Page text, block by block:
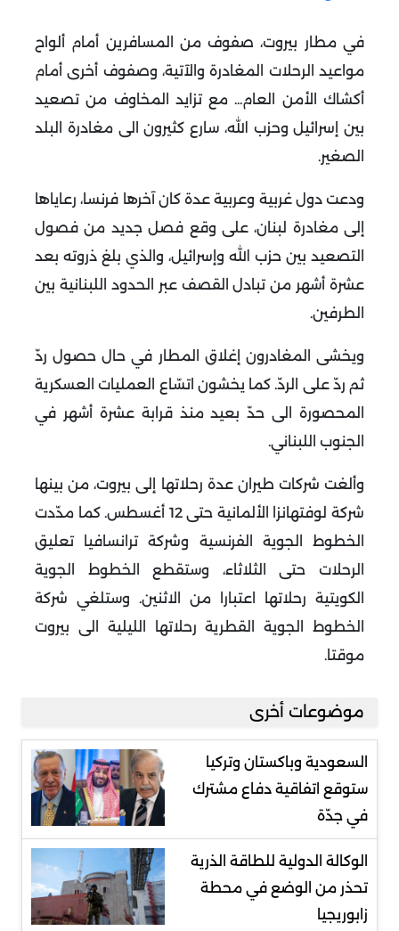
في مطار بيروت، صفوف من المسافرين أمام ألواح
مواعيد الرحلات المغادرة والآتية، وصفوف أخرى أمام
أكشاك الأمن العام... مع تزايد المخاوف من تصعيد
بين إسرائيل وحزب الله، سارع كثيرون الى مغادرة البلد
الصغير.
ودعت دول غربية وعربية عدة كان آخرها فرنسا، رعاياها
إلى مغادرة لبنان، على وقع فصل جديد من فصول
التصعيد بين حزب الله وإسرائيل، والذي بلغ ذروته بعد
عشرة أشهر من تبادل القصف عبر الحدود اللبنانية بين
الطرفين.
ويخشى المغادرون إغلاق المطار في حال حصول ردّ
ثم ردّ على الردّ. كما يخشون اتسّاع العمليات العسكرية
المحصورة الى حدّ بعيد منذ قرابة عشرة أشهر في
الجنوب اللبناني.
وألغت شركات طيران عدة رحلاتها إلى بيروت، من بينها
شركة لوفتهانزا الألمانية حتى 12 أغسطس. كما مدّدت
الخطوط الجوية الفرنسية وشركة ترانسافيا تعليق
الرحلات حتى الثلاثاء، وستقطع الخطوط الجوية
الكويتية رحلاتها اعتبارا من الاثنين. وستلغي شركة
الخطوط الجوية القطرية رحلاتها الليلية الى بيروت
موقتا.
موضوعات أخرى
السعودية وباكستان وتركيا
ستوقع اتفاقية دفاع مشترك
في جدّة
الوكالة الدولية للطاقة الذرية
تحذر من الوضع في محطة
زابوريجيا